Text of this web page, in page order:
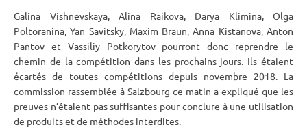
Galina Vishnevskaya, Alina Raikova, Darya Klimina, Olga
Poltoranina, Yan Savitsky, Maxim Braun, Anna Kistanova, Anton
Pantov et Vassiliy Potkorytov pourront donc reprendre le
chemin de la compétition dans les prochains jours. Ils étaient
écartés de toutes compétitions depuis novembre 2018. La
commission rassemblée à Salzbourg ce matin a expliqué que les
preuves n’étaient pas suffisantes pour conclure à une utilisation
de produits et de méthodes interdites.